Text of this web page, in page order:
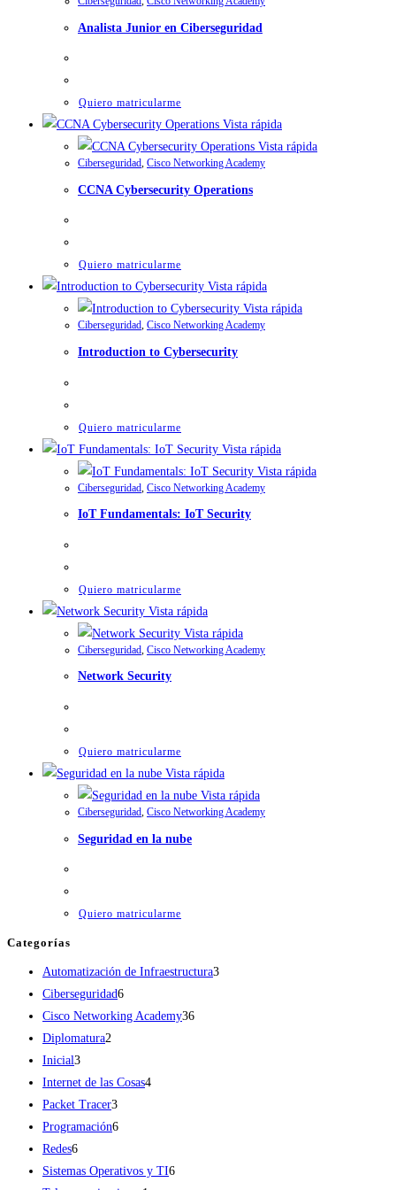
Analista Junior en Ciberseguridad
Quiero matricularme
Vista rápida
Vista rápida
Ciberseguridad, Cisco Networking Academy
CCNA Cybersecurity Operations
Quiero matricularme
Vista rápida
Vista rápida
Ciberseguridad, Cisco Networking Academy
Introduction to Cybersecurity
Quiero matricularme
Vista rápida
Vista rápida
Ciberseguridad Cisco Networking Academy
IoT Fundamentals: IoT Security
Quiero matricularme
Vista rápida
Vista rápida
Ciberseguridad, Cisco Networking Academy
Network Security
Quiero matricularme
Vista rápida
Vista rápida
Ciberseguridad, Cisco Networking Academy
Seguridad en la nube
Quiero matricularme
Categorías
Automatización de Infraestructura33
Ciberseguridad66
productos
Cisco Networking Academy3636
Diplomatura2
Inicial33
productos
Internet de las Cosas44
Packet Tracer33
productos
Programación66
Redes66
productos
Sistemas Operativos y TI66